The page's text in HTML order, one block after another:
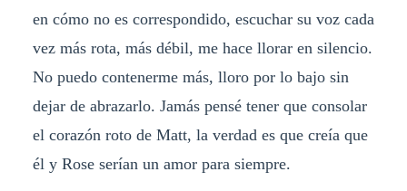
en cómo no es correspondido, escuchar su voz cada
vez más rota, más débil, me hace llorar en silencio.
No puedo contenerme más, lloro por lo bajo sin
dejar de abrazarlo. Jamás pensé tener que consolar
el corazón roto de Matt, la verdad es que creía que
él y Rose serían un amor para siempre.